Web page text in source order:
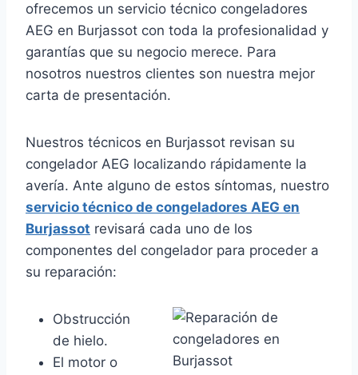
ofrecemos un servicio técnico congeladores
AEG en Burjassot con toda la profesionalidad y
garantías que su negocio merece. Para
nosotros nuestros clientes son nuestra mejor
carta de presentación.
Nuestros técnicos en Burjassot revisan su
congelador AEG localizando rápidamente la
avería. Ante alguno de estos síntomas, nuestro
servicio técnico de congeladores AEG en
Burjassot revisará cada uno de los
componentes del congelador para proceder a
su reparación:
Obstrucción
de hielo.
El motor o